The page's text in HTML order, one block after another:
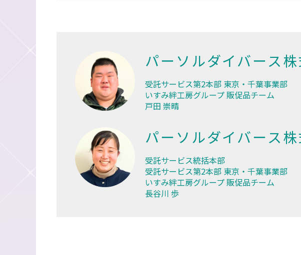
パーソルダイバース
受託サービス第2本部 東京・千葉事業部
いすみ絆工房グループ 販促品チーム
戸田 崇晴
パーソルダイバース
受託サービス統括本部
受託サービス第2本部 東京・千葉事業部
いすみ絆工房グループ 販促品チーム
長谷川 歩